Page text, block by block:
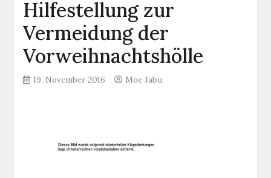
Hilfestellung zur
Vermeidung der
Vorweihnachtshölle
19. November 2016 Moe Jabu